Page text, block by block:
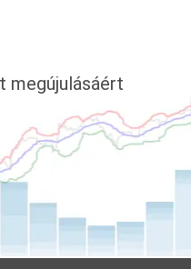
megújulásáért